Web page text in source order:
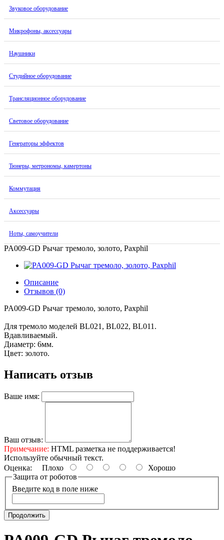
Звуковое оборудование
Микрофоны, аксессуары
Наушники
Студийное оборудование
Трансляционное оборудование
Световое оборудование
Генераторы эффектов
Тюнеры, метрономы, камертоны
Коммутация
Аксессуары
Ноты, самоучители
PA009-GD Рычаг тремоло, золото, Paxphil
Описание
Отзывов (0)
PA009-GD Рычаг тремоло, золото, Paxphil
Для тремоло моделей BL021, BL022, BL011.
Вдавливаемый.
Диаметр: 6мм.
Цвет: золото.
Написать отзыв
Ваше имя:
Ваш отзыв:
Примечание: HTML разметка не поддерживается!
Используйте обычный текст.
Оценка: Плохо
Хорошо
Защита от роботов
Введите код в поле ниже
Продолжить